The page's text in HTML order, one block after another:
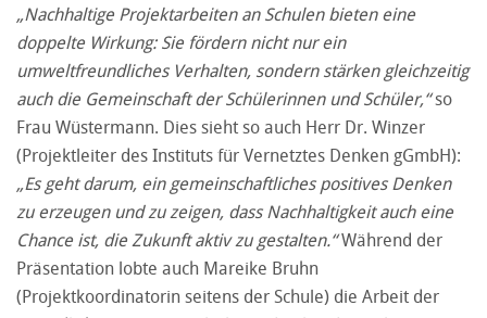
„Nachhaltige Projektarbeiten an Schulen bieten eine
doppelte Wirkung: Sie fördern nicht nur ein
umweltfreundliches Verhalten, sondern stärken gleichzeitig
auch die Gemeinschaft der Schülerinnen und Schüler,“so
Frau Wüstermann. Dies sieht so auch Herr Dr. Winzer
(Projektleiter des Instituts für Vernetztes Denken gGmbH):
„Es geht darum, ein gemeinschaftliches positives Denken
zu erzeugen und zu zeigen, dass Nachhaltigkeit auch eine
Chance ist, die Zukunft aktiv zu gestalten.“Während der
Präsentation lobte auch Mareike Bruhn
(Projektkoordinatorin seitens der Schule) die Arbeit der